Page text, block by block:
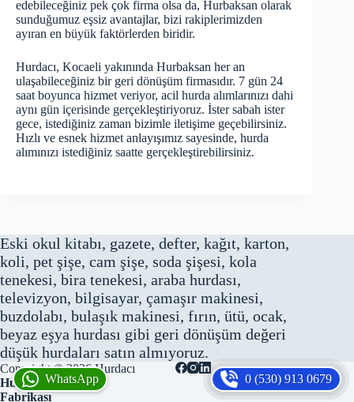
edebileceğiniz pek çok firma olsa da, Hurbaksan olarak
sunduğumuz eşsiz avantajlar, bizi rakiplerimizden
ayıran en büyük faktörlerden biridir.
Hurdacı, Kocaeli yakınında Hurbaksan her an
ulaşabileceğiniz bir geri dönüşüm firmasıdır. 7 gün 24
saat boyunca hizmet veriyor, acil hurda alımlarınızı dahi
aynı gün içerisinde gerçekleştiriyoruz. İster sabah ister
gece, istediğiniz zaman bizimle iletişime geçebilirsiniz.
Hızlı ve esnek hizmet anlayışımız sayesinde, hurda
alımınızı istediğiniz saatte gerçekleştirebilirsiniz.
Eski okul kitabı, gazete, defter, kağıt, karton,
koli, pet şişe, cam şişe, soda şişesi, kola
tenekesi, bira tenekesi, araba hurdası,
televizyon, bilgisayar, çamaşır makinesi,
buzdolabı, bulaşık makinesi, fırın, ütü, ocak,
beyaz eşya hurdası gibi geri dönüşüm değeri
düşük hurdaları satın almıyoruz.
Copyright © 2026Hurdacı
Hurbaksan Hurda
Fabrikası
0 (530) 913 0679
WhatsApp